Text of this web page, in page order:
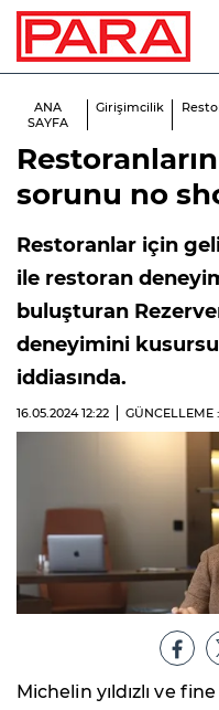
ANA
SAYFA
Girişimcilik
sorunu no
Restoranlar için
ile restoran
buluşturan
deneyimini
iddiasında.
16.05.202412:22 GÜNCELLEME
Michelin yıldızlı ve